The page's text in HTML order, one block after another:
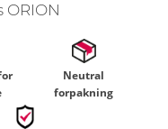
ORION
Neutral
forpakning